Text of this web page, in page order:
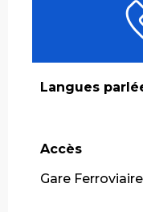
Langues
Langues
Accès
Accès
Gare